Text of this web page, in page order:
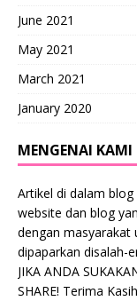
June 2021
May 2021
March 2021
January 2020
MENGENAI KAMI
Artikel di dalam
website dan blog
dengan masyarakat
dipaparkan disalah-
JIKA ANDA
SHARE! Terima